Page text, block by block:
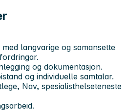
langvarige og samansette
og dokumentasjon.
og individuelle samtalar.
Nav, spesialisthelseteneste